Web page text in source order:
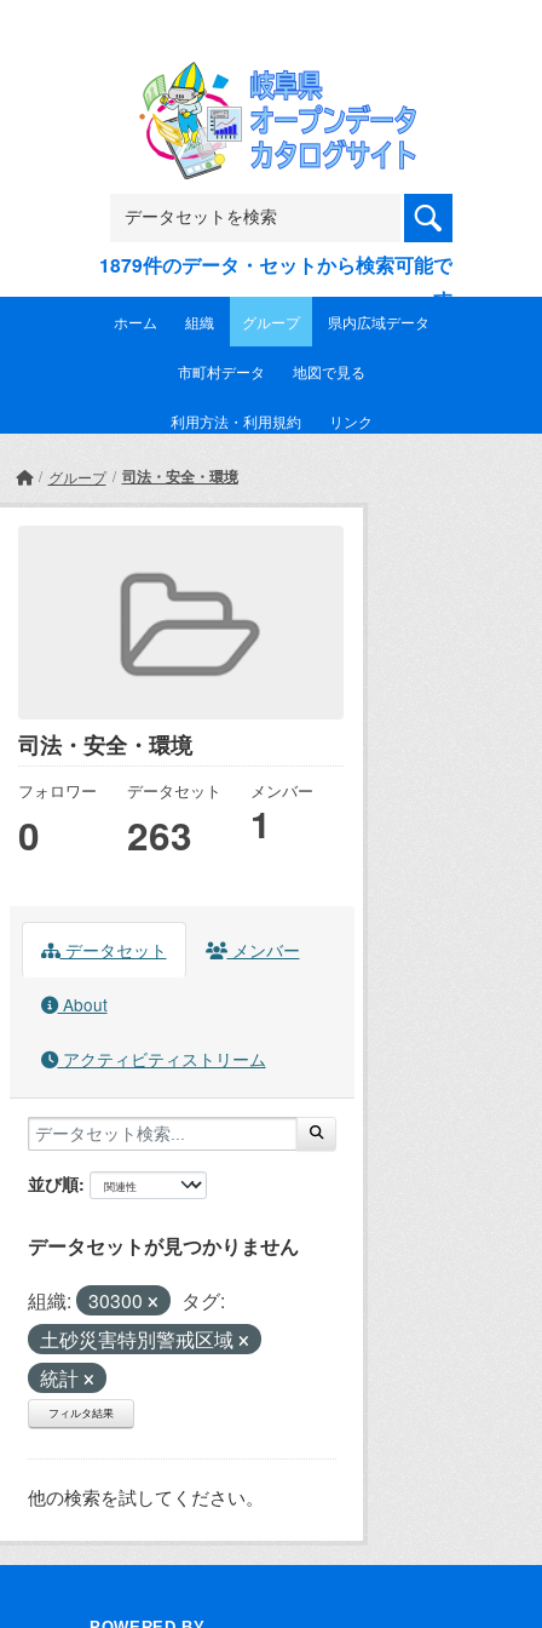
1879件のデータ・セットから検索可能で
す
ホーム 組織 グループ 県内広域データ
市町村データ 地図で見る
利用方法・利用規約 リンク
グループ 司法・安全・環境
司法・安全・環境
フォロワー
0
データセット
263
メンバー
1
データセット メンバー
About
アクティビティストリーム
並び順
データセットが見つかりません
組織: 30300
タグ:
土砂災害特別警戒区域
統計
フィルタ結果
他の検索を試してください。